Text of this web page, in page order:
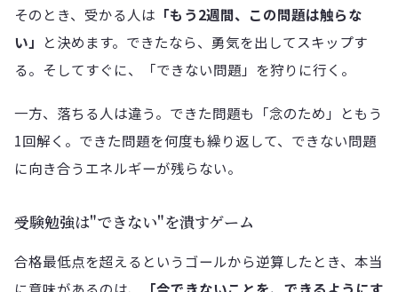
そのとき、受かる人は 「もう2週間、この問題は触らな
い」 と決めます。できたなら、勇気を出してスキップす
る。そしてすぐに、「できない問題」を狩りに行く。
一方、落ちる人は違う。できた問題も「念のため」ともう
1回解く。できた問題を何度も繰り返して、できない問題
に向き合うエネルギーが残らない。
受験勉強は"できない"を潰すゲーム
合格最低点を超えるというゴールから逆算したとき、本当